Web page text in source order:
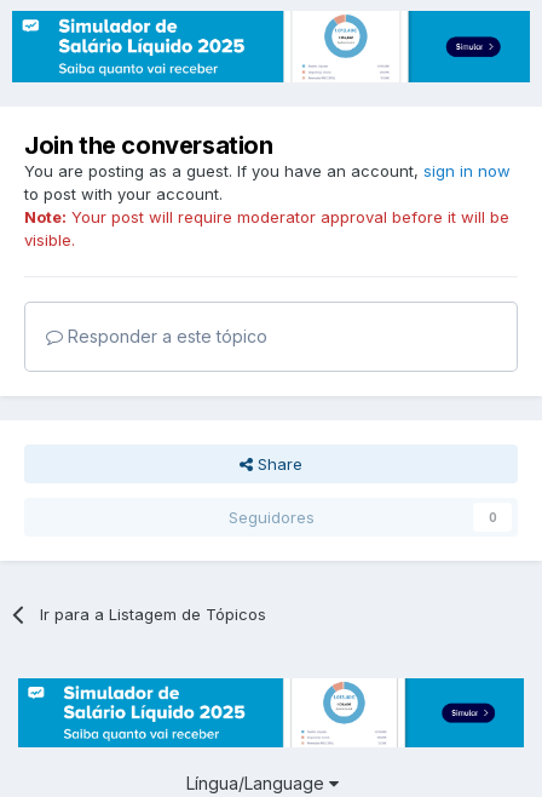
Join the conversation
You are posting as a guest. If you have an account, sign in now
to post with your account.
Note: Your post will require moderator approval before it will be
visible.
Responder a este tópico
Share
Seguidores 0
Ir para a Listagem de Tópicos
Língua/Language